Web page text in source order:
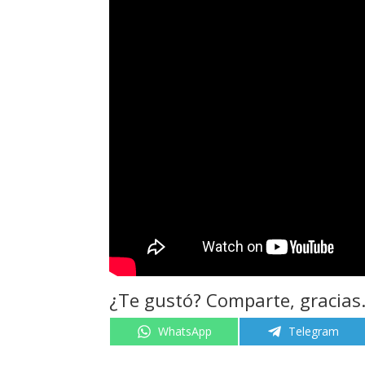
¿Te gustó? Comparte, gracias.
Compartir
en
WhatsApp Compartir
en
Telegram